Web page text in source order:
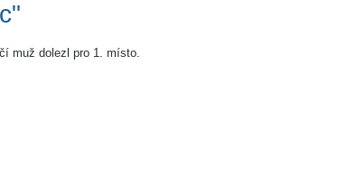
muž dolezl pro 1. místo.